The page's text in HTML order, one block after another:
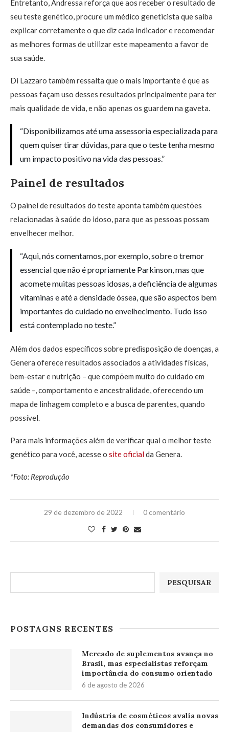
Entretanto, Andressa reforça que aos receber o resultado de
seu teste genético, procure um médico geneticista que saiba
explicar corretamente o que diz cada indicador e recomendar
as melhores formas de utilizar este mapeamento a favor de
sua saúde.
Di Lazzaro também ressalta que o mais importante é que as
pessoas façam uso desses resultados principalmente para ter
mais qualidade de vida, e não apenas os guardem na gaveta.
“Disponibilizamos até uma assessoria especializada para
quem quiser tirar dúvidas, para que o teste tenha mesmo
um impacto positivo na vida das pessoas.”
Painel de resultados
O painel de resultados do teste aponta também questões
relacionadas à saúde do idoso, para que as pessoas possam
envelhecer melhor.
“Aqui, nós comentamos, por exemplo, sobre o tremor
essencial que não é propriamente Parkinson, mas que
acomete muitas pessoas idosas, a deficiência de algumas
vitaminas e até a densidade óssea, que são aspectos bem
importantes do cuidado no envelhecimento. Tudo isso
está contemplado no teste.”
Além dos dados específicos sobre predisposição de doenças, a
Genera oferece resultados associados a atividades físicas,
bem-estar e nutrição – que compõem muito do cuidado em
saúde –, comportamento e ancestralidade, oferecendo um
mapa de linhagem completo e a busca de parentes, quando
possível.
Para mais informações além de verificar qual o melhor teste
genético para você, acesse o site oficialda Genera.
*Foto: Reprodução
29 de dezembro de 2022 0 comentário
PESQUISAR
POSTAGNS RECENTES
Mercado de suplementos avança no
Brasil, mas especialistas reforçam
importância do consumo orientado
6 de agosto de 2026
Indústria de cosméticos avalia novas
demandas dos consumidores e